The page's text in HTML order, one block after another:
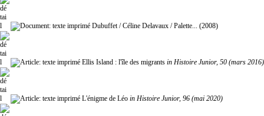
Dubuffet / Céline Delavaux / Palette... (2008)
Ellis Island : l'île des migrants in Histoire Junior, 50 (mars 2016)
L'énigme de Léo in Histoire Junior, 96 (mai 2020)